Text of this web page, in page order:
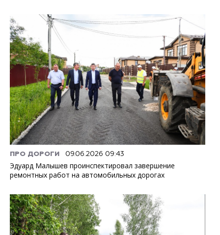
ПРО ДОРОГИ 09.06.2026 09:43
Эдуард Малышев проинспектировал завершение
ремонтных работ на автомобильных дорогах